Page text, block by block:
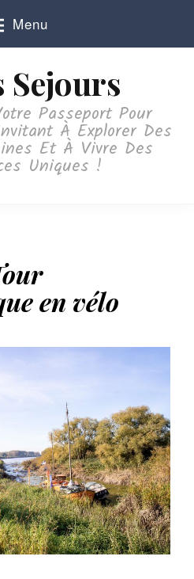
Menu
Sejours
Passeport Pour
À Explorer Des
Et À Vivre Des
Uniques !
en vélo